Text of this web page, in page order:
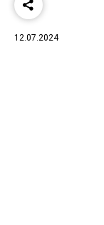
12.07.2024